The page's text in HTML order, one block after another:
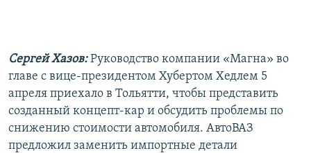
Сергей Хазов:Руководство компании «Магна» во
главе с вице-президентом Хубертом Хедлем 5
апреля приехало в Тольятти, чтобы представить
созданный концепт-кар и обсудить проблемы по
снижению стоимости автомобиля. АвтоВАЗ
предложил заменить импортные детали